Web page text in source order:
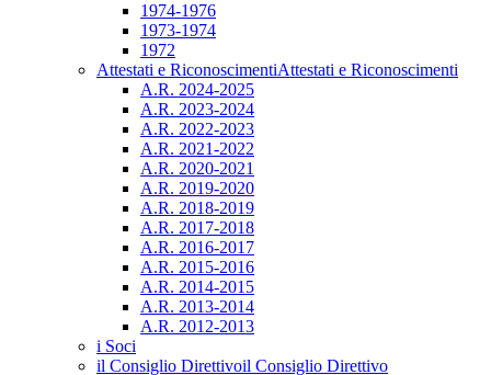
1974-1976
1973-1974
1972
Attestati e RiconoscimentiAttestati e Riconoscimenti
A.R. 2024-2025
A.R. 2023-2024
A.R. 2022-2023
A.R. 2021-2022
A.R. 2020-2021
A.R. 2019-2020
A.R. 2018-2019
A.R. 2017-2018
A.R. 2016-2017
A.R. 2015-2016
A.R. 2014-2015
A.R. 2013-2014
A.R. 2012-2013
i Soci
il Consiglio Direttivoil Consiglio Direttivo